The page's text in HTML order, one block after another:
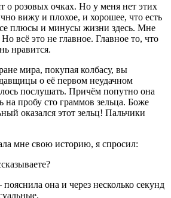
о розовых очках. Но у меня нет этих
вижу и плохое, и хорошее, что есть
плюсы и минусы жизни здесь. Мне
всё это не главное. Главное то, что
нравится.
мира, покупая колбасу, вы
о её первом неудачном
послушать. Причём попутно она
на пробу сто граммов зельца. Боже
оказался этот зельц! Пальчики
мне свою историю, я спросил:
она и через несколько секунд